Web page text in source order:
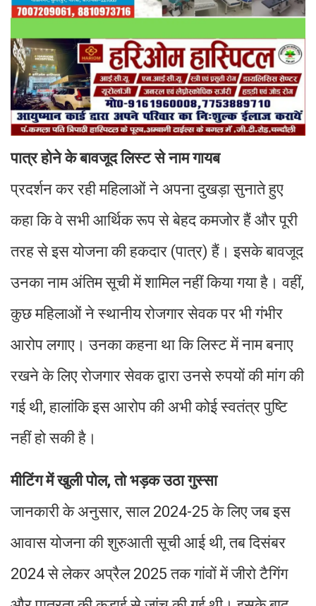
पात्र होने के बावजूद लिस्ट से नाम गायब
प्रदर्शन कर रही महिलाओं ने अपना दुखड़ा सुनाते हुए
कहा कि वे सभी आर्थिक रूप से बेहद कमजोर हैं और पूरी
तरह से इस योजना की हकदार (पात्र) हैं। इसके बावजूद
उनका नाम अंतिम सूची में शामिल नहीं किया गया है। वहीं,
कुछ महिलाओं ने स्थानीय रोजगार सेवक पर भी गंभीर
आरोप लगाए। उनका कहना था कि लिस्ट में नाम बनाए
रखने के लिए रोजगार सेवक द्वारा उनसे रुपयों की मांग की
गई थी, हालांकि इस आरोप की अभी कोई स्वतंत्र पुष्टि
नहीं हो सकी है।
मीटिंग में खुली पोल, तो भड़क उठा गुस्सा
जानकारी के अनुसार, साल 2024-25 के लिए जब इस
आवास योजना की शुरुआती सूची आई थी, तब दिसंबर
2024 से लेकर अप्रैल 2025 तक गांवों में जीरो टैगिंग